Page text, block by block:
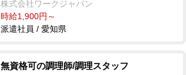
株式会社ワークジャパン
時給1,900円～
派遣社員 / 愛知県
無資格可の調理師/調理スタッフ